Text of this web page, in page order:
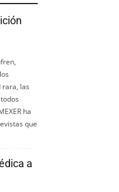
rara, las
ha
que
a